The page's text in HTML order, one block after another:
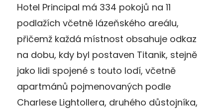
Hotel Principal má 334 pokojů na 11
podlažích včetně lázeňského areálu,
přičemž každá místnost obsahuje odkaz
na dobu, kdy byl postaven Titanik, stejně
jako lidi spojené s touto lodí, včetně
apartmánů pojmenovaných podle
Charlese Lightollera, druhého důstojníka,